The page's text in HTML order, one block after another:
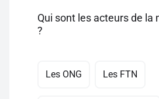
Pour profiter de 10
Qui sont les acteurs de la
?
Les ONG Les FTN